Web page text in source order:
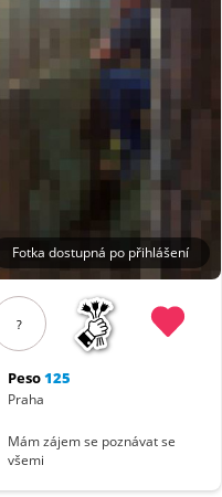
Fotka dostupná po přihlášení
?
Peso125
Praha
Mám zájem se poznávat se
všemi